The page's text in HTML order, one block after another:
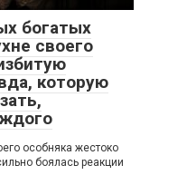
богатых
своего
которую
особняка жестоко
боялась реакции